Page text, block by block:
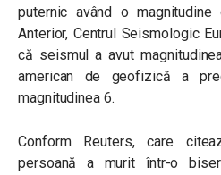
puternic având o
Anterior, Centrul Seismologic
că seismul a avut
american de geofizică a
magnitudinea 6.
Conform Reuters, care
persoană a murit într-o